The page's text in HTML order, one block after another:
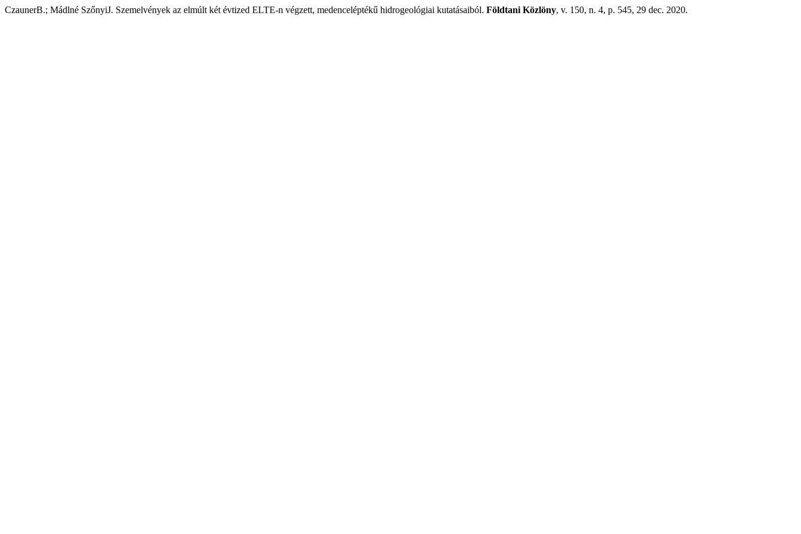
CzaunerB.; Mádlné SzőnyiJ. Szemelvények az elmúlt két évtized ELTE-n végzett, medenceléptékű hidrogeológiai kutatásaiból. Földtani Közlöny, v. 150, n. 4, p. 545, 29 dec. 2020.